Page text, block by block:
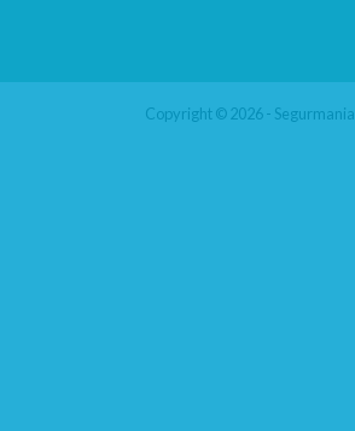
Copyright © 2026 - Segurmania